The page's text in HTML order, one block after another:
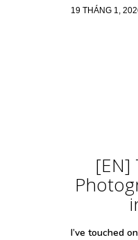
19 THÁNG 1,
[EN]
I’ve touched